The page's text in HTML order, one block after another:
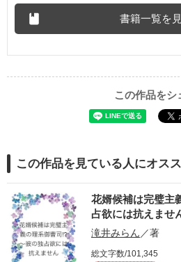
書籍一覧を
この作品をシ
この作品を見ている人にオス
花婿候補は完璧主
占欲には抗えませ
滝井みらん ／著
総文字数/101,345